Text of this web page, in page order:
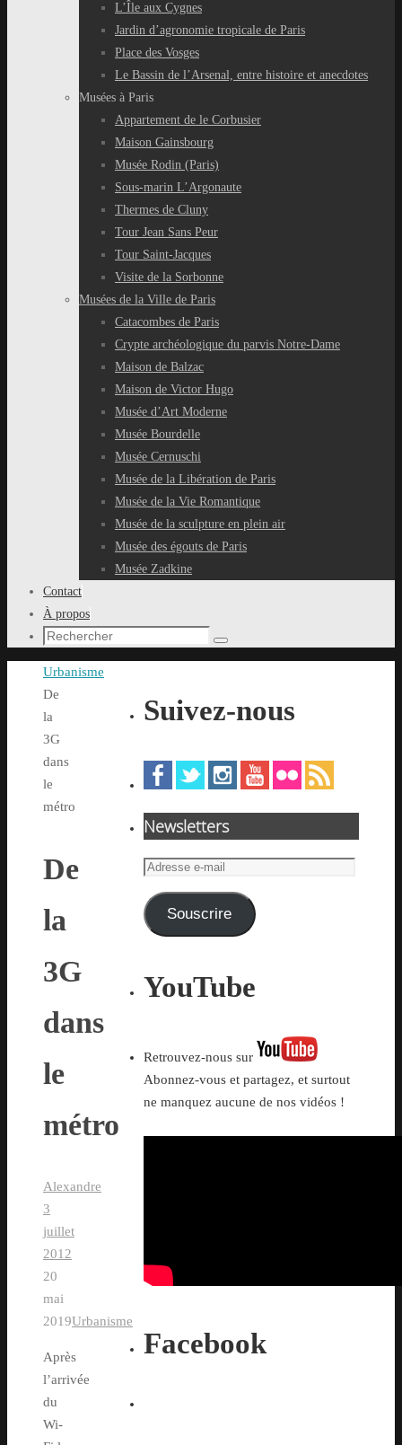
L’Île aux Cygnes
Jardin d’agronomie tropicale de Paris
Place des Vosges
Le Bassin de l’Arsenal, entre histoire et anecdotes
Musées à Paris
Appartement de le Corbusier
Maison Gainsbourg
Musée Rodin (Paris)
Sous-marin L’Argonaute
Thermes de Cluny
Tour Jean Sans Peur
Tour Saint-Jacques
Visite de la Sorbonne
Musées de la Ville de Paris
Catacombes de Paris
Crypte archéologique du parvis Notre-Dame
Maison de Balzac
Maison de Victor Hugo
Musée d’Art Moderne
Musée Bourdelle
Musée Cernuschi
Musée de la Libération de Paris
Musée de la Vie Romantique
Musée de la sculpture en plein air
Musée des égouts de Paris
Musée Zadkine
Contact
À propos
Recherche
:
Rechercher
Accueil
Urbanisme
De
la
3G
dans
le
métro
De
la
3G
dans
le
métro
Alexandre
3
juillet
2012
20
mai
2019Urbanisme
Après
l’arrivée
du
Wi-
Suivez-nous
Newsletters
Adresse
mail Souscrire
YouTube
Retrouvez-nous sur
Abonnez-vous et partagez, et surtout
ne manquez aucune de nos vidéos !
Facebook